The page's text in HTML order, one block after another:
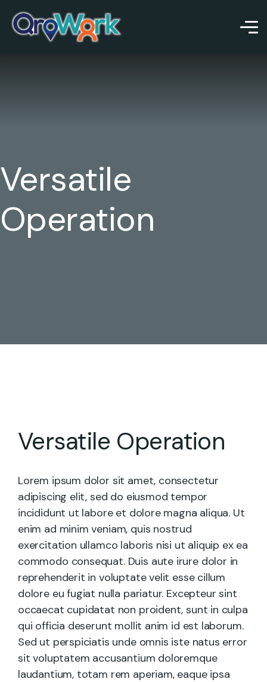
Versatile
Operation
Versatile Operation
Lorem ipsum dolor sit amet, consectetur
adipiscing elit, sed do eiusmod tempor
incididunt ut labore et dolore magna aliqua. Ut
enim ad minim veniam, quis nostrud
exercitation ullamco laboris nisi ut aliquip ex ea
commodo consequat. Duis aute irure dolor in
reprehenderit in voluptate velit esse cillum
dolore eu fugiat nulla pariatur. Excepteur sint
occaecat cupidatat non proident, sunt in culpa
qui officia deserunt mollit anim id est laborum.
Sed ut perspiciatis unde omnis iste natus error
sit voluptatem accusantium doloremque
laudantium, totam rem aperiam, eaque ipsa